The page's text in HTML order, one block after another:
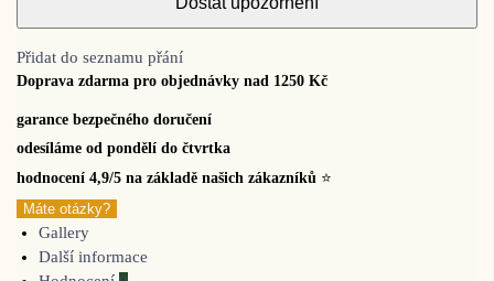
Přidat do seznamu přání
Doprava zdarma pro objednávky nad 1250 Kč
garance bezpečného doručení
odesíláme od pondělí do čtvrtka
hodnocení 4,9/5 na základě našich zákazníků ⭐
Máte otázky?
Gallery
Další informace